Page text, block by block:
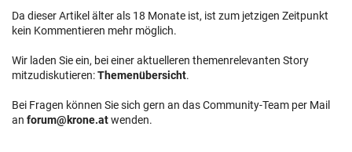
Da dieser Artikel älter als 18 Monate ist, ist zum jetzigen Zeitpunkt
kein Kommentieren mehr möglich.
Wir laden Sie ein, bei einer aktuelleren themenrelevanten Story
mitzudiskutieren:Themenübersicht.
Bei Fragen können Sie sich gern an das Community-Team per Mail
an forum@krone.atwenden.